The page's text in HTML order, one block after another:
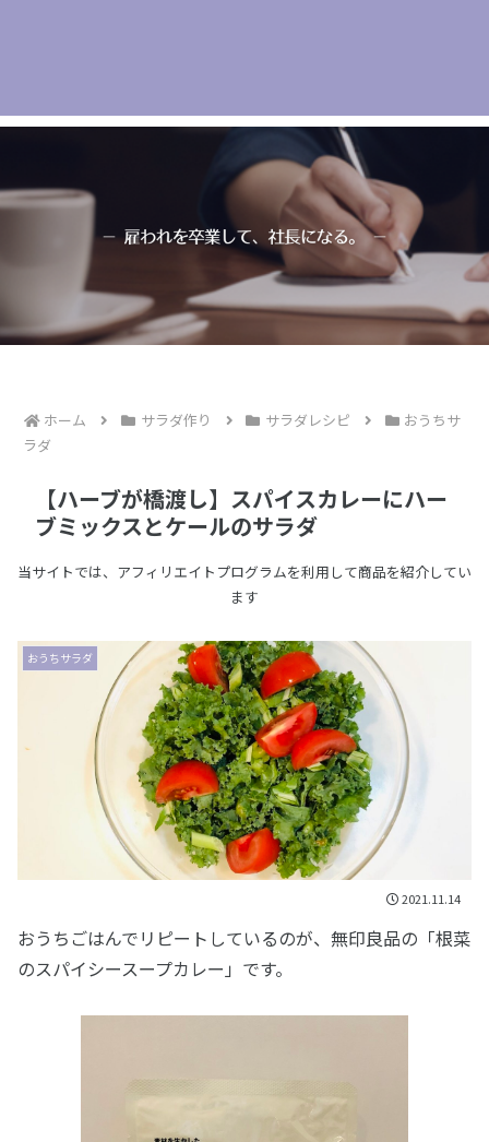
ホーム サラダ作り サラダレシピ
おうちサ
ラダ
【ハーブが橋渡し】スパイスカレーにハー
ブミックスとケールのサラダ
当サイトでは、アフィリエイトプログラムを利用して商品を紹介してい
ます
おうちサラダ
2021.11.14
おうちごはんでリピートしているのが、無印良品の「根菜
のスパイシースープカレー」です。